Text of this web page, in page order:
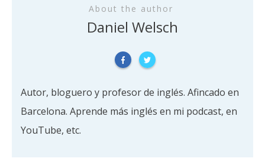
About the author
Daniel Welsch
Autor, bloguero y profesor de inglés. Afincado en
Barcelona. Aprende más inglés en mi podcast, en
YouTube, etc.